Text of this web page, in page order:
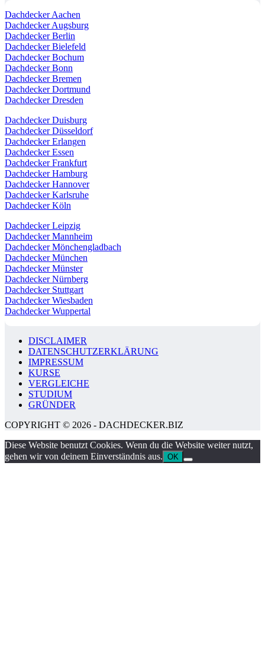
Dachdecker Aachen
Dachdecker Augsburg
Dachdecker Berlin
Dachdecker Bielefeld
Dachdecker Bochum
Dachdecker Bonn
Dachdecker Bremen
Dachdecker Dortmund
Dachdecker Dresden
Dachdecker Duisburg
Dachdecker Düsseldorf
Dachdecker Erlangen
Dachdecker Essen
Dachdecker Frankfurt
Dachdecker Hamburg
Dachdecker Hannover
Dachdecker Karlsruhe
Dachdecker Köln
Dachdecker Leipzig
Dachdecker Mannheim
Dachdecker Mönchengladbach
Dachdecker München
Dachdecker Münster
Dachdecker Nürnberg
Dachdecker Stuttgart
Dachdecker Wiesbaden
Dachdecker Wuppertal
DISCLAIMER
DATENSCHUTZERKLÄRUNG
IMPRESSUM
KURSE
VERGLEICHE
STUDIUM
GRÜNDER
COPYRIGHT © 2026 - DACHDECKER.BIZ
Diese Website benutzt Cookies. Wenn du die Website weiter nutzt,
gehen wir von deinem Einverständnis aus. OK